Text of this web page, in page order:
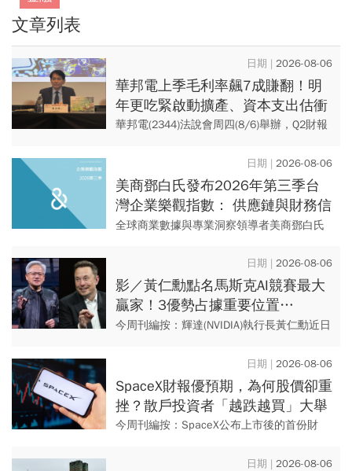
文章列表
2026-08-06
華邦電上季毛利率飆7成賺翻！明
年更吃緊啟動擴產、資本支出估衝
千億：黃仁勳若想到，早入主記憶
華邦電(2344)法說會周四(8/6)舉辦，Q2財報
經理陳沛銘直言：「2027年(供需)會比2026
年...
2026-08-06
美商鄧白氏發布2026年第三季台
灣企業樂觀指數： 供應鏈與財務信
心同步降溫，企業投資意願仍展現
全球商業數據與專業洞察領導者美商鄧白氏
季台灣地區企業樂觀指數（Busi...2026-08-06
影／黃仁勳點名馬斯克AI競賽最大
贏家！3優勢占據重要位置…
SpaceX全用輝達晶片，AMD蘇姿
今周刊編按：輝達(NVIDIA)執行長黃仁勳近日
SpaceX執行長馬斯克(Elon Musk)在AI競...
2026-08-06
SpaceX財報優預期，為何股價卻重
挫？散戶投資者「越跌越買」大舉
抄底…限售股將解禁，賣壓將湧
今周刊編按：SpaceX公布上市後的首份財
過一項數據引起投資人的擔憂，第二季人工
2026-08-06